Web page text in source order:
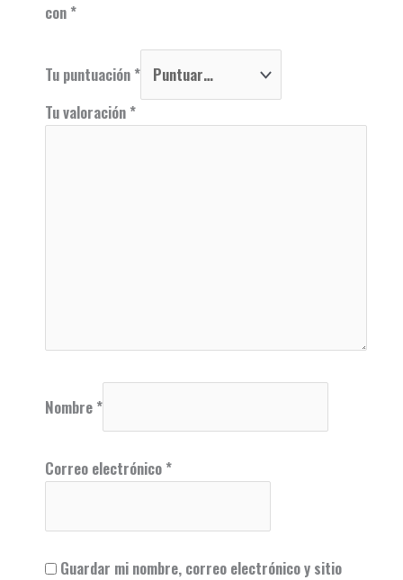
con *
Tu puntuación *
Tu valoración *
Nombre *
Correo electrónico *
Guardar mi nombre, correo electrónico y sitio